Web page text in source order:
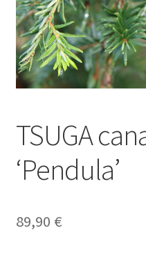
TSUGA
‘Pendula’
89,90 €